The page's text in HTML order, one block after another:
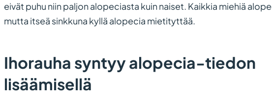
eivät puhu niin paljon alopeciasta kuin naiset. Kaikkia miehiä
mutta itseä sinkkuna kyllä alopecia mietityttää.
Ihorauha syntyy alopecia-tiedon
lisäämisellä